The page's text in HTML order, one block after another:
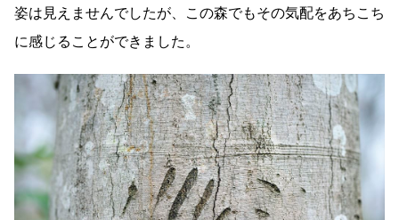
姿は見えませんでしたが、この森でもその気配をあちこち
に感じることができました。